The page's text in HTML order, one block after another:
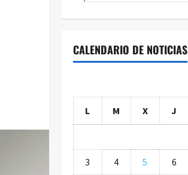
CALENDARIO DE NOTICIAS
L M X J
3 4 5 6